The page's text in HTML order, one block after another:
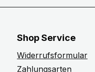
Shop Service
Widerrufsformular
Zahlungsarten